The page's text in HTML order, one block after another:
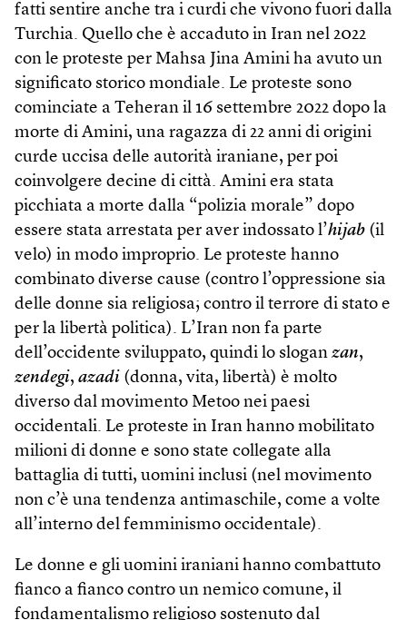
fatti sentire anche tra i curdi che vivono fuori dalla
Turchia. Quello che è accaduto in Iran nel 2022
con le proteste per Mahsa Jina Amini ha avuto un
significato storico mondiale. Le proteste sono
cominciate a Teheran il 16 settembre 2022 dopo la
morte di Amini, una ragazza di 22 anni di origini
curde uccisa delle autorità iraniane, per poi
coinvolgere decine di città. Amini era stata
picchiata a morte dalla “polizia morale” dopo
essere stata arrestata per aver indossato l’hijab (il
velo) in modo improprio. Le proteste hanno
combinato diverse cause (contro l’oppressione sia
delle donne sia religiosa; contro il terrore di stato e
per la libertà politica). L’Iran non fa parte
dell’occidente sviluppato, quindi lo slogan zan,
zendegi, azadi (donna, vita, libertà) è molto
diverso dal movimento Metoo nei paesi
occidentali. Le proteste in Iran hanno mobilitato
milioni di donne e sono state collegate alla
battaglia di tutti, uomini inclusi (nel movimento
non c’è una tendenza antimaschile, come a volte
all’interno del femminismo occidentale).
Le donne e gli uomini iraniani hanno combattuto
fianco a fianco contro un nemico comune, il
fondamentalismo religioso sostenuto dal